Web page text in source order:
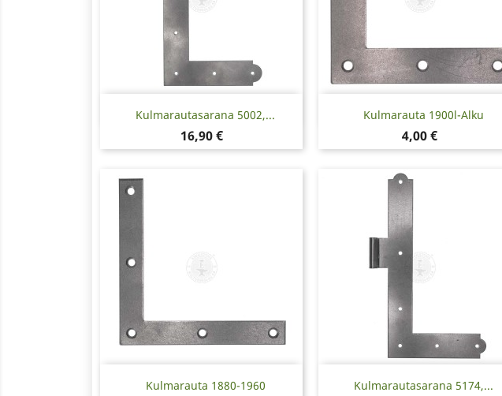
Kulmarautasarana 5002,...
Hinta
16,90 €
Pikakatselu Kulmarauta 1900l-Alku
Hinta
4,00 €
Pikakatselu
Kulmarauta 1880-1960
Pikakatselu Kulmarautasarana 5174,...
Pikakatselu